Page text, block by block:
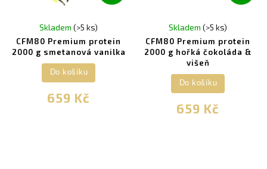
CFM80 Premium protein
2000 g smetanová vanilka
Skladem(>5 ks)
659 Kč
Do košíku
CFM80 Premium protein
2000 g hořká čokoláda &
višeň
Skladem(>5 ks)
659 Kč
Do košíku